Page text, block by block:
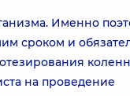
Именно
сроком и
на проведение